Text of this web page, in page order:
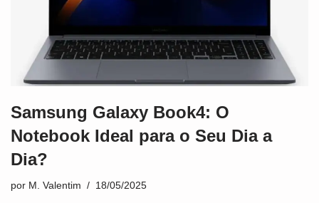
Samsung Galaxy Book4: O
Notebook Ideal para o Seu Dia a
Dia?
por M. Valentim 18/05/2025